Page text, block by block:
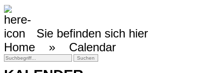
Sie befinden sich hier
Home » Calendar